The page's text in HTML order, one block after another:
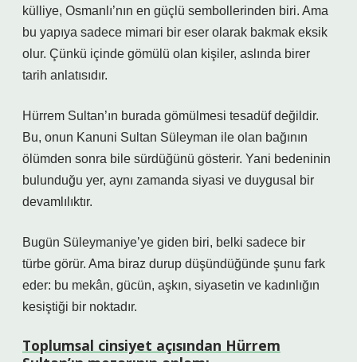
külliye, Osmanlı’nın en güçlü sembollerinden biri. Ama
bu yapıya sadece mimari bir eser olarak bakmak eksik
olur. Çünkü içinde gömülü olan kişiler, aslında birer
tarih anlatısıdır.
Hürrem Sultan’ın burada gömülmesi tesadüf değildir.
Bu, onun Kanuni Sultan Süleyman ile olan bağının
ölümden sonra bile sürdüğünü gösterir. Yani bedeninin
bulunduğu yer, aynı zamanda siyasi ve duygusal bir
devamlılıktır.
Bugün Süleymaniye’ye giden biri, belki sadece bir
türbe görür. Ama biraz durup düşündüğünde şunu fark
eder: bu mekân, gücün, aşkın, siyasetin ve kadınlığın
kesiştiği bir noktadır.
Toplumsal cinsiyet açısından Hürrem